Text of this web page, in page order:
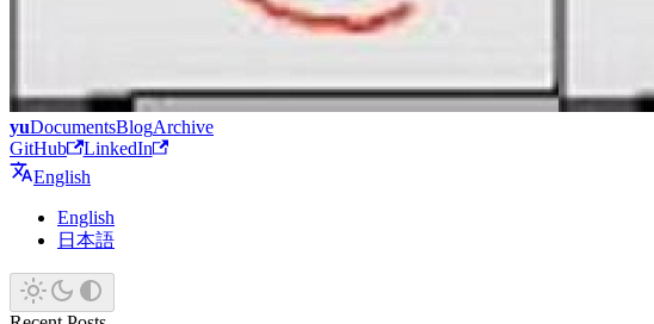
yuDocumentsBlogArchive
GitHub
LinkedIn
English
English
日本語